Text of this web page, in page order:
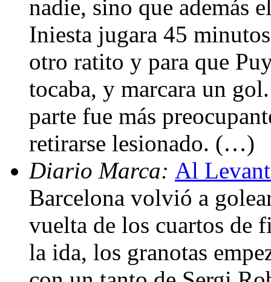
nadie, sino que además
Iniesta jugara 45
otro ratito y para que
tocaba, y marcara un
parte fue más
retirarse lesionado. (…)
Diario Marca: Al
Barcelona volvió a
vuelta de los cuartos de
la ida, los granotas